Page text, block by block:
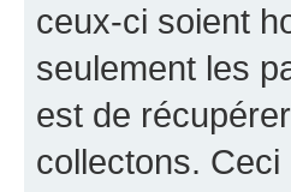
ceux-ci soient
seulement les
est de
collectons. Ceci